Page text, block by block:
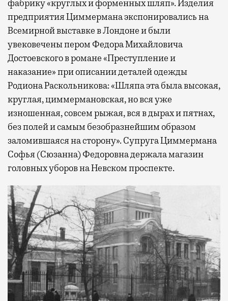
фабрику «круглых и форменных шляп». Изделия
предприятия Циммермана экспонировались на
Всемирной выставке в Лондоне и были
увековечены пером Федора Михайловича
Достоевского в романе «Преступление и
наказание» при описании деталей одежды
Родиона Раскольникова: «Шляпа эта была высокая,
круглая, циммермановская, но вся уже
изношенная, совсем рыжая, вся в дырах и пятнах,
без полей и самым безобразнейшим образом
заломившаяся на сторону». Супруга Циммермана
Софья (Сюзанна) Федоровна держала магазин
головных уборов на Невском проспекте.